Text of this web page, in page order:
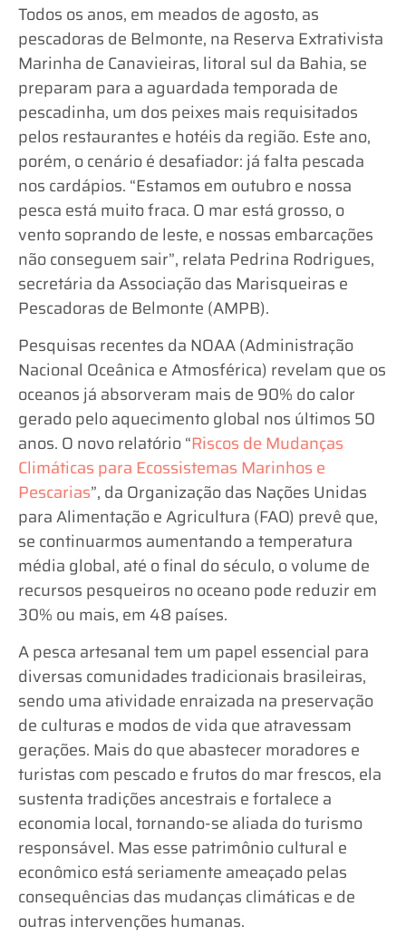
Todos os anos, em meados de agosto, as
pescadoras de Belmonte, na Reserva Extrativista
Marinha de Canavieiras, litoral sul da Bahia, se
preparam para a aguardada temporada de
pescadinha, um dos peixes mais requisitados
pelos restaurantes e hotéis da região. Este ano,
porém, o cenário é desafiador: já falta pescada
nos cardápios. “Estamos em outubro e nossa
pesca está muito fraca. O mar está grosso, o
vento soprando de leste, e nossas embarcações
não conseguem sair”, relata Pedrina Rodrigues,
secretária da Associação das Marisqueiras e
Pescadoras de Belmonte (AMPB).
Pesquisas recentes da NOAA (Administração
Nacional Oceânica e Atmosférica) revelam que os
oceanos já absorveram mais de 90% do calor
gerado pelo aquecimento global nos últimos 50
anos. O novo relatório “Riscos de Mudanças
Climáticas para Ecossistemas Marinhos e
Pescarias”, da Organização das Nações Unidas
para Alimentação e Agricultura (FAO) prevê que,
se continuarmos aumentando a temperatura
média global, até o final do século, o volume de
recursos pesqueiros no oceano pode reduzir em
30% ou mais, em 48 países.
A pesca artesanal tem um papel essencial para
diversas comunidades tradicionais brasileiras,
sendo uma atividade enraizada na preservação
de culturas e modos de vida que atravessam
gerações. Mais do que abastecer moradores e
turistas com pescado e frutos do mar frescos, ela
sustenta tradições ancestrais e fortalece a
economia local, tornando-se aliada do turismo
responsável. Mas esse patrimônio cultural e
econômico está seriamente ameaçado pelas
consequências das mudanças climáticas e de
outras intervenções humanas.